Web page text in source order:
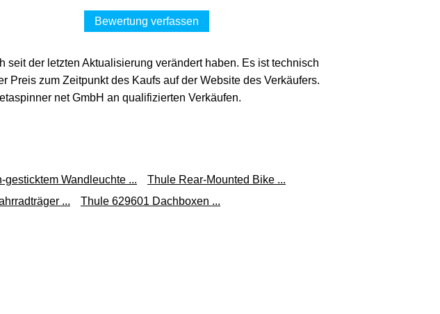
Bewertung verfassen
der letzten Aktualisierung verändert haben. Es ist technisch
zum Zeitpunkt des Kaufs auf der Website des Verkäufers.
net GmbH an qualifizierten Verkäufen.
gesticktem Wandleuchte ...
Thule Rear-Mounted Bike ...
...
Thule 629601 Dachboxen ...